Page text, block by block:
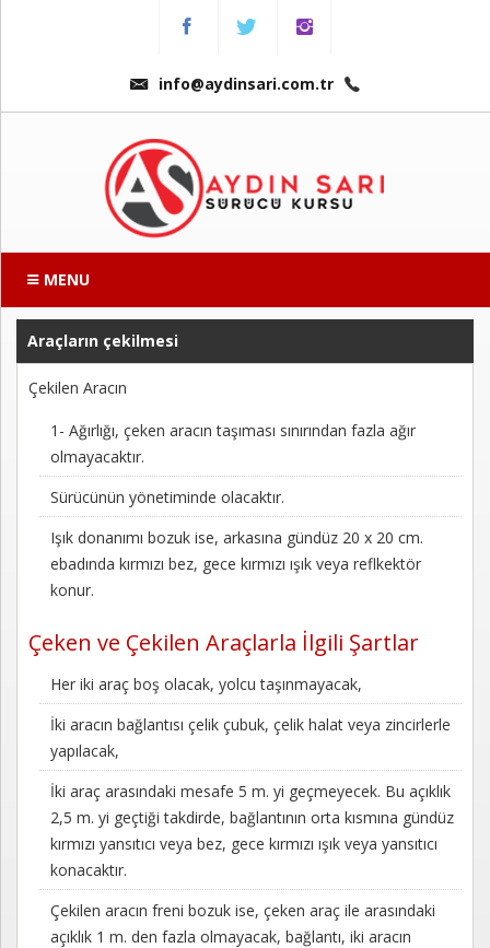
info@aydinsari.com.tr
MENU
Araçların çekilmesi
Çekilen Aracın
1- Ağırlığı, çeken aracın taşıması sınırından fazla ağır
olmayacaktır.
Sürücünün yönetiminde olacaktır.
Işık donanımı bozuk ise, arkasına gündüz 20 x 20 cm.
ebadında kırmızı bez, gece kırmızı ışık veya reflkektör
konur.
Çeken ve Çekilen Araçlarla İlgili Şartlar
Her iki araç boş olacak, yolcu taşınmayacak,
İki aracın bağlantısı çelik çubuk, çelik halat veya zincirlerle
yapılacak,
İki araç arasındaki mesafe 5 m. yi geçmeyecek. Bu açıklık
2,5 m. yi geçtiği takdirde, bağlantının orta kısmına gündüz
kırmızı yansıtıcı veya bez, gece kırmızı ışık veya yansıtıcı
konacaktır.
Çekilen aracın freni bozuk ise, çeken araç ile arasındaki
açıklık 1 m. den fazla olmayacak, bağlantı, iki aracın
Fiyatlarımız
Kursumuzdan
Ders
Videoları
Sınav
Soruları
Online
Kayıt
İletişim